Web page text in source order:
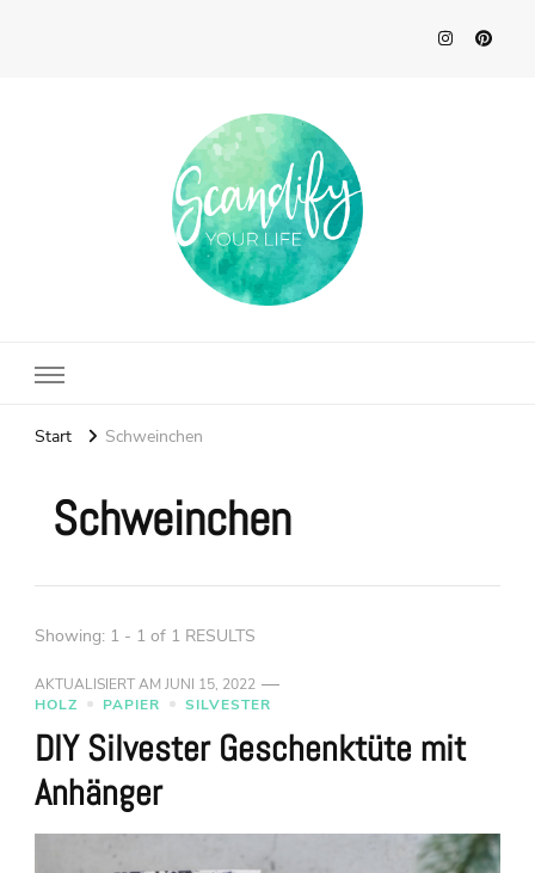
Start Schweinchen
Schweinchen
Showing: 1 - 1 of 1 RESULTS
AKTUALISIERT AM JUNI 15, 2022
HOLZ
PAPIER SILVESTER
DIY Silvester Geschenktüte mit
Anhänger